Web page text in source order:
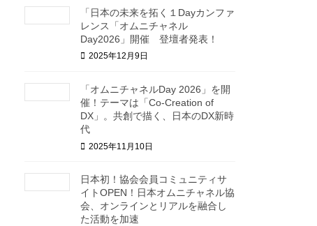
「日本の未来を拓く１Dayカンファ
レンス「オムニチャネル
Day2026」開催 登壇者発表！
2025年12月9日
「オムニチャネルDay 2026」を開
催！テーマは「Co-Creation of
DX」。共創で描く、日本のDX新時
代
2025年11月10日
日本初！協会会員コミュニティサ
イトOPEN！日本オムニチャネル協
会、オンラインとリアルを融合し
た活動を加速